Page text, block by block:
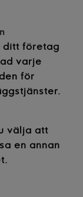
ditt företag
varje
för
välja att
en annan